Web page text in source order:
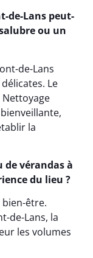
de-Lans peut-
ou un
de-Lans
Le
la
de vérandas à
du lieu ?
être.
de-Lans, la
les volumes